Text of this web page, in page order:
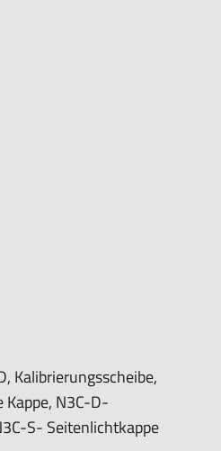
Kalibrierungsscheibe,
N3C-D-
S- Seitenlichtkappe